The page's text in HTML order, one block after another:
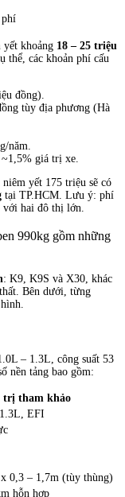
phí
yết khoảng 18 – 25 triệu
thể, các khoản phí cấu
đồng).
tùy địa phương (Hà
năm.
~1,5% giá trị xe.
yết 175 triệu sẽ có
tại TP.HCM. Lưu ý: phí
với hai đô thị lớn.
990kg gồm những
: K9, K9S và X30, khác
Bên dưới, từng
– 1.3L, công suất 53
nền tảng bao gồm:
trị tham khảo
EFI
0,3 – 1,7m (tùy thùng)
hỗn hợp